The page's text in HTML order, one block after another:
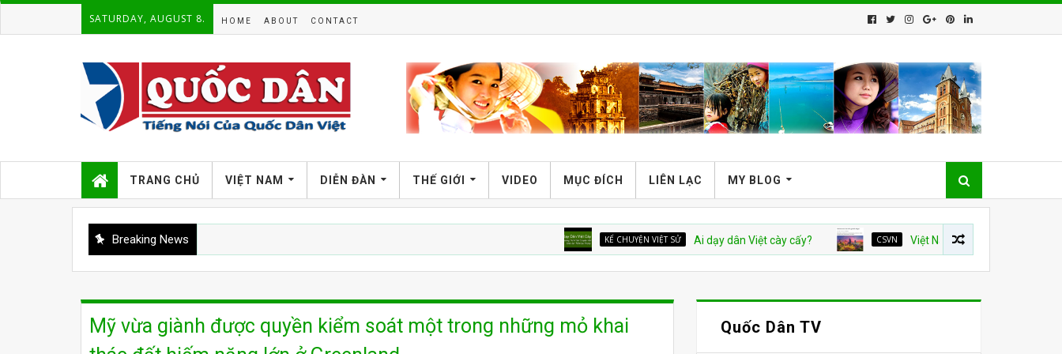
SATURDAY, AUGUST 8. HOME ABOUT CONTACT
TRANG CHỦ VIỆT NAM DIỄN ĐÀN THẾ GIỚI VIDEO MỤC ĐÍCH LIÊN LẠC MY BLOG
Breaking News KỂ CHUYỆN VIỆT SỬ Ai dạy dân Việt cày cấy? CSVN Việt Nam và con số tăng trưởng 10%:
Mỹ vừa giành được quyền kiểm soát một trong những mỏ khai
Quốc Dân TV